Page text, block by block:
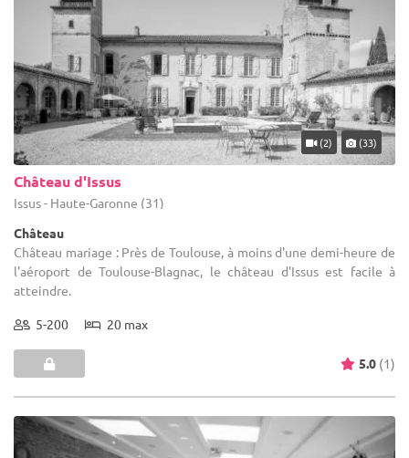
(2) (33)
Château d'Issus
Issus - Haute-Garonne (31)
Château
Château mariage : Près de Toulouse, à moins d'une demi-heure de
l'aéroport de Toulouse-Blagnac, le château d'Issus est facile à
atteindre.
5-200 20 max
5.0 (1)